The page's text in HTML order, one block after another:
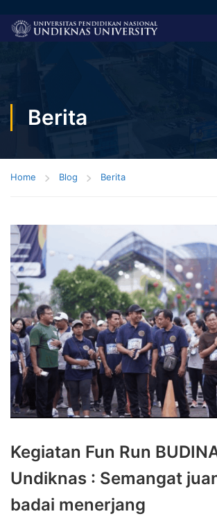
Berita
Home Blog Berita
Kegiatan Fun Run
Undiknas : Semangat
badai menerjang